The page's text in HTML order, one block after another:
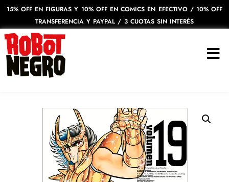
15% OFF EN FIGURAS Y 10% OFF EN COMICS EN EFECTIVO / 10% OFF
TRANSFERENCIA Y PAYPAL / 3 CUOTAS SIN INTERÉS